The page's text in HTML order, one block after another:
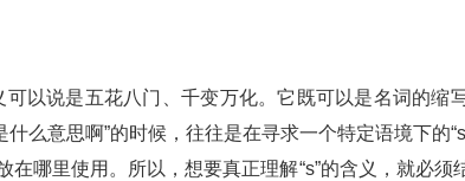
以说是五花八门、千变万化。它既可以是名词的缩
意思啊”的时候，往往是在寻求一个特定语境下的
哪里使用。所以，想要真正理解“s”的含义，就必须